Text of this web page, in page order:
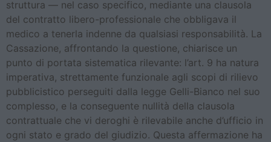
struttura — nel caso specifico, mediante una clausola
del contratto libero-professionale che obbligava il
medico a tenerla indenne da qualsiasi responsabilità. La
Cassazione, affrontando la questione, chiarisce un
punto di portata sistematica rilevante: l’art. 9 ha natura
imperativa, strettamente funzionale agli scopi di rilievo
pubblicistico perseguiti dalla legge Gelli-Bianco nel suo
complesso, e la conseguente nullità della clausola
contrattuale che vi deroghi è rilevabile anche d’ufficio in
ogni stato e grado del giudizio. Questa affermazione ha